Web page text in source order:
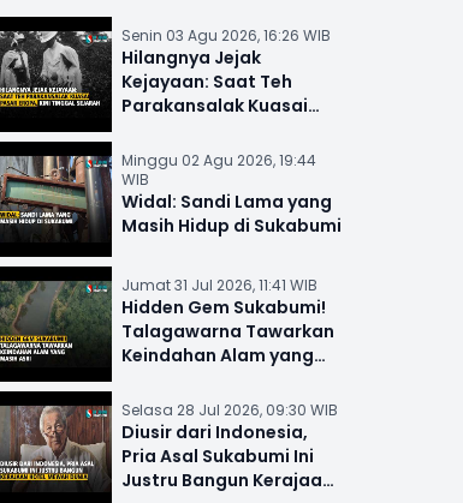
Senin 03 Agu 2026, 16:26 WIB
Hilangnya Jejak
Kejayaan: Saat Teh
Parakansalak Kuasai
Sejarah
Minggu 02 Agu 2026, 19:44
WIB
Widal: Sandi Lama yang
Masih Hidup di Sukabumi
Jumat 31 Jul 2026, 11:41 WIB
Hidden Gem Sukabumi!
Talagawarna Tawarkan
Keindahan Alam yang
Selasa 28 Jul 2026, 09:30 WIB
Diusir dari Indonesia,
Pria Asal Sukabumi Ini
Justru Bangun Kerajaan